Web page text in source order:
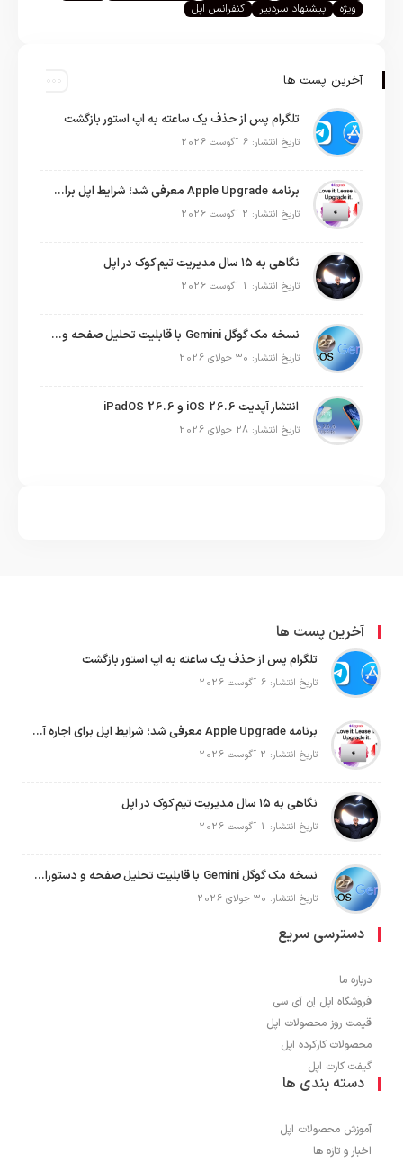
ویژه
پیشنهاد سردبیر کنفرانس اپل
آخرین پست ها
تلگرام پس از حذف یک ساعته به اپ استور بازگشت
تاریخ انتشار: 6 آگوست 2026
برنامه Apple Upgrade معرفی شد؛ شرایط اپل برای اجاره آیفون، آیپد، مک و اپل واچ
تاریخ انتشار: 2 آگوست 2026
نگاهی به ۱۵ سال مدیریت تیم کوک در اپل
تاریخ انتشار: 1 آگوست 2026
نسخه مک گوگل Gemini با قابلیت تحلیل صفحه و دستورات صوتی در به‌روزرسانی جدید
تاریخ انتشار: 30 جولای 2026
انتشار آپدیت iOS 26.6 و iPadOS 26.6
تاریخ انتشار: 28 جولای 2026
آخرین پست ها
تلگرام پس از حذف یک ساعته به اپ استور بازگشت
تاریخ انتشار: 6 آگوست 2026
برنامه Apple Upgrade معرفی شد؛ شرایط اپل برای اجاره آیفون، آیپد، مک و اپل واچ
تاریخ انتشار: 2 آگوست 2026
نگاهی به ۱۵ سال مدیریت تیم کوک در اپل
تاریخ انتشار: 1 آگوست 2026
نسخه مک گوگل Gemini با قابلیت تحلیل صفحه و دستورات صوتی در به‌روزرسانی جدید
تاریخ انتشار: 30 جولای 2026
دسترسی سریع
درباره ما
فروشگاه اپل اِن آی سی
قیمت روز محصولات اپل
محصولات کارکرده اپل
گیفت کارت اپل
دسته بندی ها
آموزش محصولات اپل
اخبار و تازه ها